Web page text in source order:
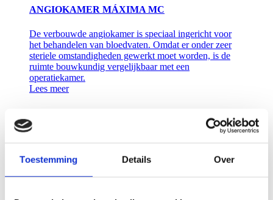
Toestemming Details Over
ANGIOKAMER MÁXIMA MC
De verbouwde angiokamer is speciaal ingericht voor
het behandelen van bloedvaten. Omdat er onder zeer
steriele omstandigheden gewerkt moet worden, is de
ruimte bouwkundig vergelijkbaar met een
operatiekamer.
Lees meer
Zorg
MODERNE INFECTIE-UNIT VOOR
RADBOUDUMC
De nieuwe infectie-unit heeft een omvang van ca.